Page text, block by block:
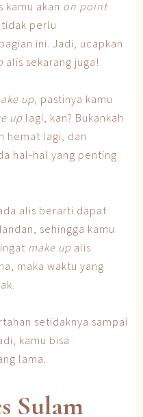
kamu akan on point
perlu
ini. Jadi, ucapkan
alis sekarang juga!
up, pastinya kamu
up lagi, kan? Bukankah
hemat lagi, dan
hal-hal yang penting
alis berarti dapat
sehingga kamu
make up alis
maka waktu yang
setidaknya sampai
kamu bisa
lama.
Sulam